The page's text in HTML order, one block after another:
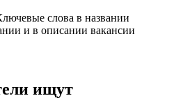
слова в названии
и в описании вакансии
ищут